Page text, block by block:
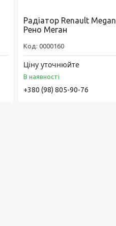
Радіатор Renault
Рено Меган
0000160
Ціну уточнюйте
В наявності
+380 (98) 805-90-76